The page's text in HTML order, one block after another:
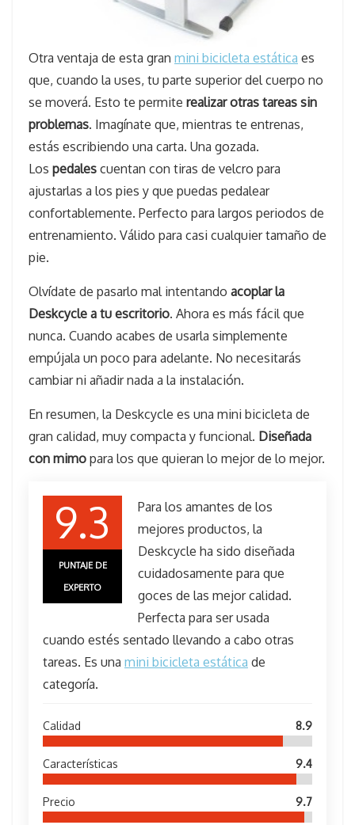
Otra ventaja de esta gran mini bicicleta estática es
que, cuando la uses, tu parte superior del cuerpo no
se moverá. Esto te permite realizar otras tareas sin
problemas. Imagínate que, mientras te entrenas,
estás escribiendo una carta. Una gozada.
Los pedales cuentan con tiras de velcro para
ajustarlas a los pies y que puedas pedalear
confortablemente. Perfecto para largos periodos de
entrenamiento. Válido para casi cualquier tamaño de
pie.
Olvídate de pasarlo mal intentando acoplar la
Deskcycle a tu escritorio. Ahora es más fácil que
nunca. Cuando acabes de usarla simplemente
empújala un poco para adelante. No necesitarás
cambiar ni añadir nada a la instalación.
En resumen, la Deskcycle es una mini bicicleta de
gran calidad, muy compacta y funcional. Diseñada
con mimo para los que quieran lo mejor de lo mejor.
9.3
PUNTAJE DE
EXPERTO
Para los amantes de los
mejores productos, la
Deskcycle ha sido diseñada
cuidadosamente para que
goces de las mejor calidad.
Perfecta para ser usada
cuando estés sentado llevando a cabo otras
tareas. Es una mini bicicleta estática de
categoría.
Calidad 8.9
Características 9.4
Precio 9.7